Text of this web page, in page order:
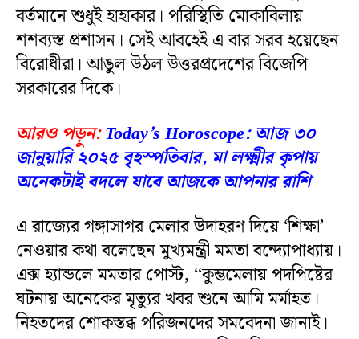
বর্তমানে শুধুই হাহাকার। পরিস্থিতি মোকাবিলায়
শশব্যস্ত প্রশাসন। সেই আবহেই এ বার সরব হয়েছেন
বিরোধীরা। আঙুল উঠল উত্তরপ্রদেশের বিজেপি
সরকারের দিকে।
আরও পড়ুন: Today’s Horoscope: আজ ৩০
জানুয়ারি ২০২৫ বৃহস্পতিবার, মা লক্ষ্মীর কৃপায়
অনেকটাই বদলে যাবে আজকে আপনার রাশি
এ রাজ্যের গঙ্গাসাগর মেলার উদাহরণ দিয়ে ‘শিক্ষা’
নেওয়ার কথা বলেছেন মুখ্যমন্ত্রী মমতা বন্দ্যোপাধ্যায়।
এক্স হ্যান্ডলে মমতার পোস্ট, ‘‘কুম্ভমেলায় পদপিষ্টের
ঘটনায় অনেকের মৃত্যুর খবর শুনে আমি মর্মাহত।
নিহতদের শোকস্তব্ধ পরিজনদের সমবেদনা জানাই।